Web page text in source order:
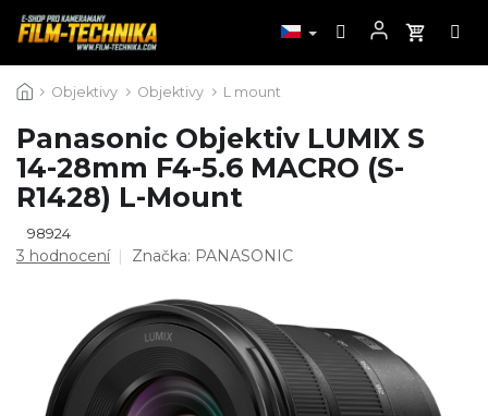
na
Objektivy Objektivy L mount
Panasonic Objektiv LUMIX S
14-28mm F4-5.6 MACRO (S-
R1428) L-Mount
98924
Průměrné
hvězdiček.
3 hodnocení Značka: PANASONIC